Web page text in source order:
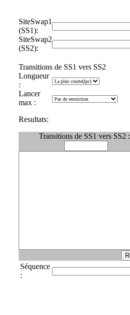
SiteSwap1
(SS1):
SiteSwap2
(SS2):
Transitions de SS1 vers SS2
Longueur
:
Lancer
max :
Resultats:
Transitions de SS1 vers SS2 :
Séquence
: